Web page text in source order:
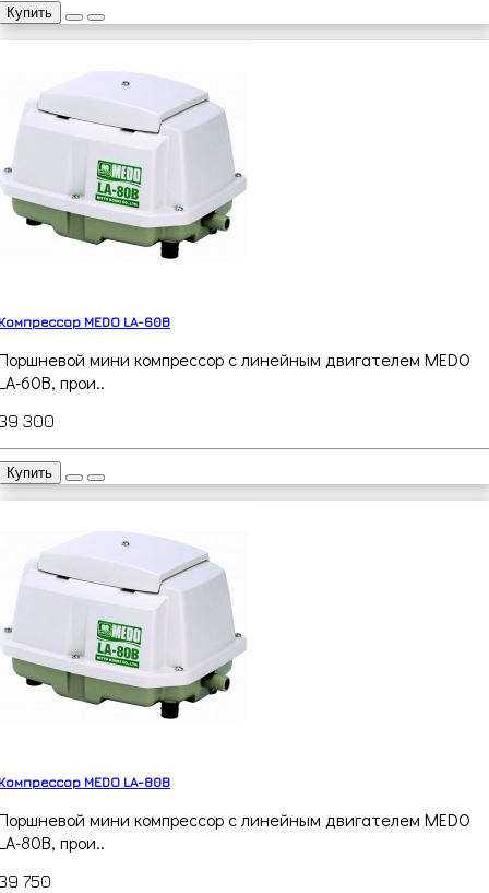
Купить
MEDO LA-60B
мини компрессор с линейным двигателем MEDO
60B, прои..
300
Купить
MEDO LA-80B
мини компрессор с линейным двигателем MEDO
80B, прои..
750